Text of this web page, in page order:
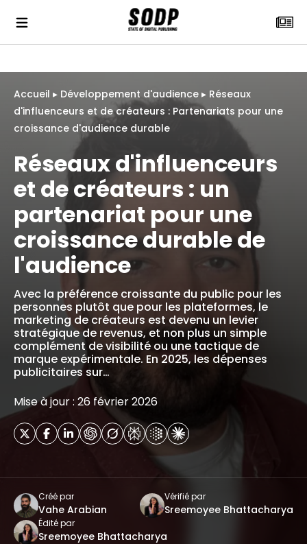
Accueil ▸ Développement d'audience ▸ Réseaux
d'influenceurs et de créateurs : Partenariats pour une
croissance d'audience durable
Réseaux d'influenceurs
et de créateurs : un
partenariat pour une
croissance durable de
l'audience
Avec la préférence croissante du public pour les
personnes plutôt que pour les plateformes, le
marketing de créateurs est devenu un levier
stratégique de revenus, et non plus un simple
complément de visibilité ou une tactique de
marque expérimentale. En 2025, les dépenses
publicitaires sur…
Mise à jour : 26 février 2026
Créé par
Vahe Arabian
Vérifié par
Sreemoyee Bhattacharya
Édité par
Sreemoyee Bhattacharya